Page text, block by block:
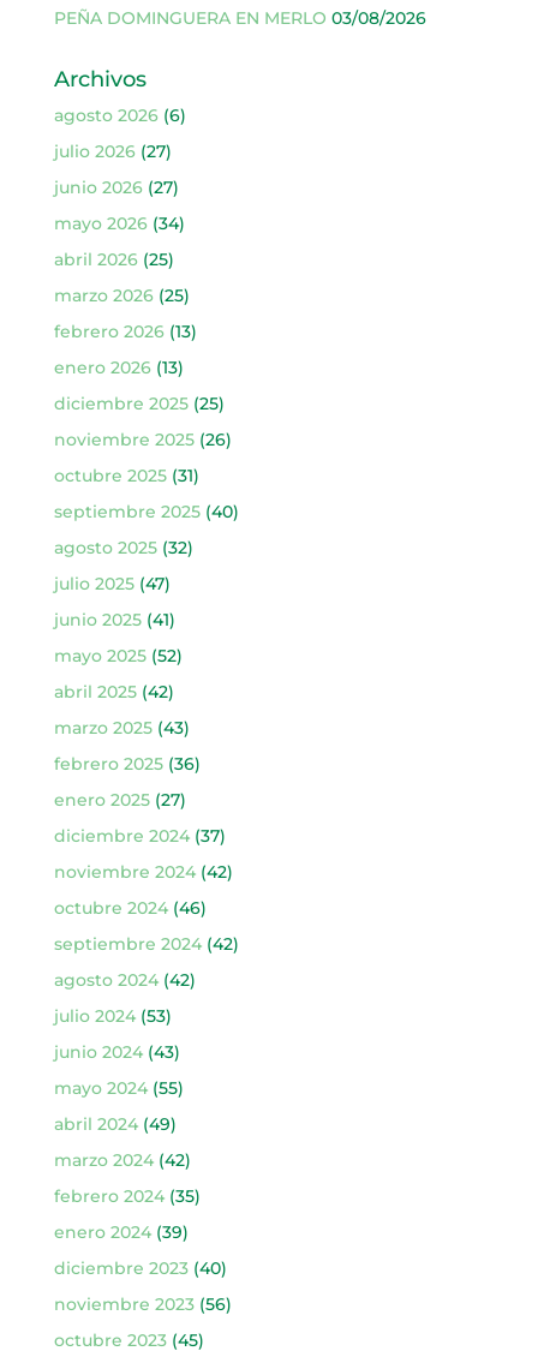
PEÑA DOMINGUERA EN MERLO 03/08/2026
Archivos
agosto 2026(6)
julio 2026(27)
junio 2026(27)
mayo 2026(34)
abril 2026(25)
marzo 2026(25)
febrero 2026(13)
enero 2026(13)
diciembre 2025(25)
noviembre 2025(26)
octubre 2025(31)
septiembre 2025(40)
agosto 2025(32)
julio 2025(47)
junio 2025(41)
mayo 2025(52)
abril 2025(42)
marzo 2025(43)
febrero 2025(36)
enero 2025(27)
diciembre 2024(37)
noviembre 2024(42)
octubre 2024(46)
septiembre 2024(42)
agosto 2024(42)
julio 2024(53)
junio 2024(43)
mayo 2024(55)
abril 2024(49)
marzo 2024(42)
febrero 2024(35)
enero 2024(39)
diciembre 2023(40)
noviembre 2023(56)
octubre 2023(45)